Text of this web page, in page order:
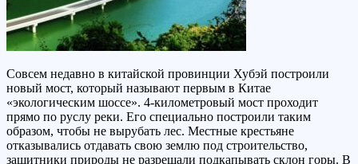
Совсем недавно в китайской провинции Хубэй построили
новый мост, который называют первым в Китае
«экологическим шоссе». 4-километровый мост проходит
прямо по руслу реки. Его специально построили таким
образом, чтобы не вырубать лес. Местные крестьяне
отказывались отдавать свою землю под строительство,
защитники природы не разрешали подкапывать склон горы. В